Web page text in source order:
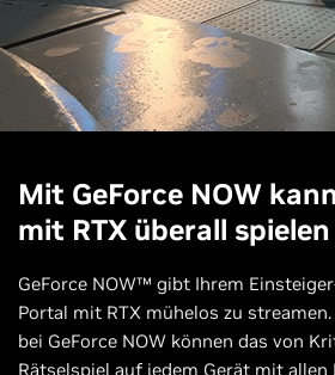
Mit GeForce NOW
mit RTX überall spielen
GeForce NOW™ gibt Ihrem
Portal mit RTX mühelos zu
bei GeForce NOW können das von
Rätselspiel auf jedem Gerät mit